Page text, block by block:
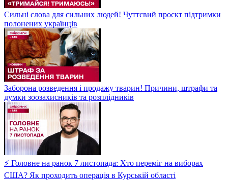
Сильні слова для сильних людей! Чуттєвий проєкт підтримки
полонених українців
Заборона розведення і продажу тварин! Причини, штрафи та
думки зоозахисників та розплідників
⚡ Головне на ранок 7 листопада: Хто переміг на виборах
США? Як проходить операція в Курській області